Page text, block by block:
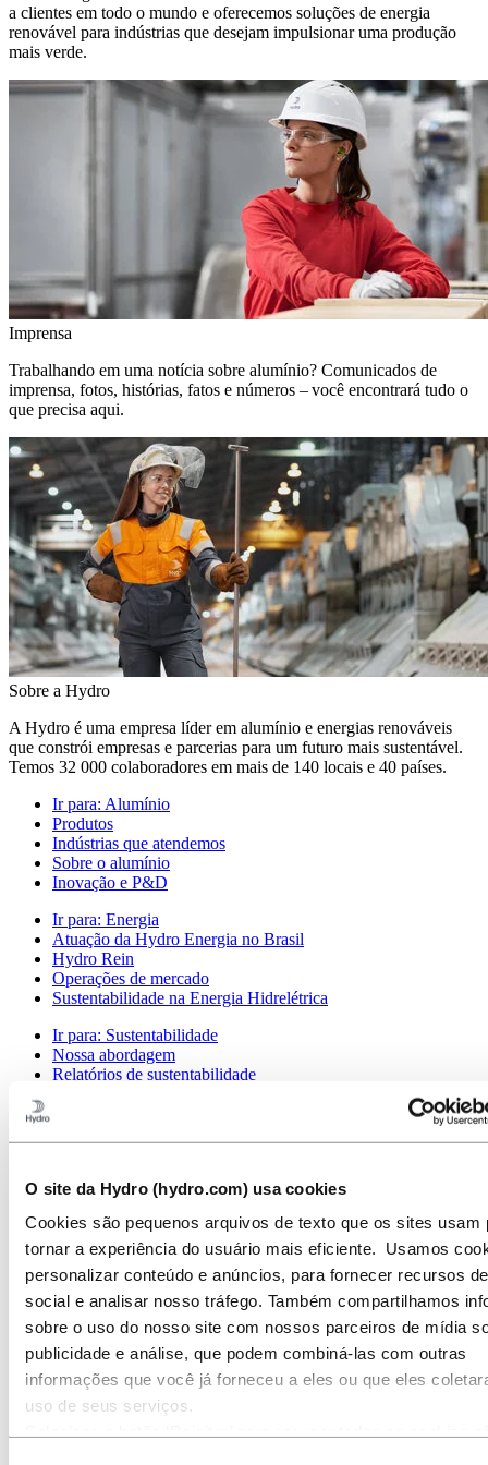
O site da Hydro (hydro.com) usa cookies
Cookies são pequenos arquivos de texto que os sites usam
tornar a experiência do usuário mais eficiente. Usamos
personalizar conteúdo e anúncios, para fornecer recursos
social e analisar nosso tráfego. Também compartilhamos
sobre o uso do nosso site com nossos parceiros de mídia
publicidade e análise, que podem combiná-las com outras
informações que você já forneceu a eles ou que eles
uso de seus serviços.
a clientes em todo o mundo e oferecemos soluções de energia
renovável para indústrias que desejam impulsionar uma produção
mais verde.
Imprensa
Trabalhando em uma notícia sobre alumínio? Comunicados de
imprensa, fotos, histórias, fatos e números – você encontrará tudo o
que precisa aqui.
Sobre a Hydro
A Hydro é uma empresa líder em alumínio e energias renováveis
que constrói empresas e parcerias para um futuro mais sustentável.
Temos 32 000 colaboradores em mais de 140 locais e 40 países.
Ir para: Alumínio
Produtos
Indústrias que atendemos
Sobre o alumínio
Inovação e P&D
Ir para: Energia
Atuação da Hydro Energia no Brasil
Hydro Rein
Operações de mercado
Sustentabilidade na Energia Hidrelétrica
Ir para: Sustentabilidade
Nossa abordagem
Relatórios de sustentabilidade
Oportunidades de emprego
A vida na Hydro
Áreas de carreira
Conheça nossa equipe
Contato e perguntas frequentes
Ir para:
Investidores
Contatos de investidores
Ir para: Imprensa
Notícias